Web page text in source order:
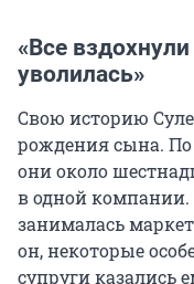
«Все
уволилась»
Свою историю
рождения сына. По
они около
в одной
занималась
он, некоторые
супруги казались